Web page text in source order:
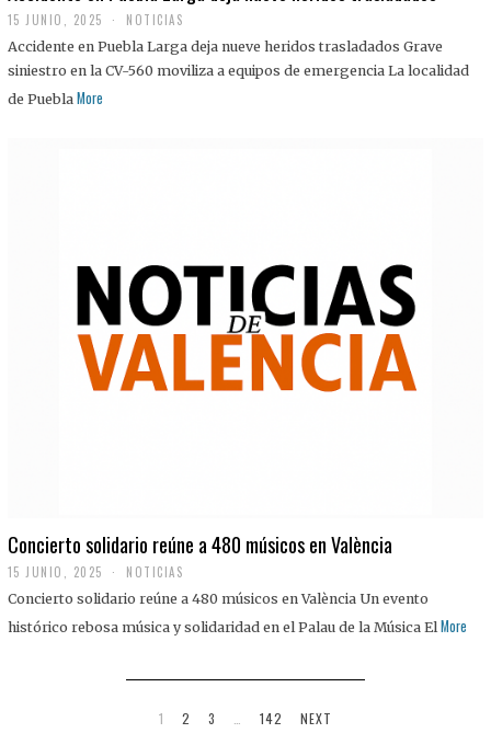
15 JUNIO, 2025 NOTICIAS
Accidente en Puebla Larga deja nueve heridos trasladados Grave
siniestro en la CV-560 moviliza a equipos de emergencia La localidad
de Puebla More
Concierto solidario reúne a 480 músicos en València
15 JUNIO, 2025 NOTICIAS
Concierto solidario reúne a 480 músicos en València Un evento
histórico rebosa música y solidaridad en el Palau de la Música El More
1 2 3 142 NEXT